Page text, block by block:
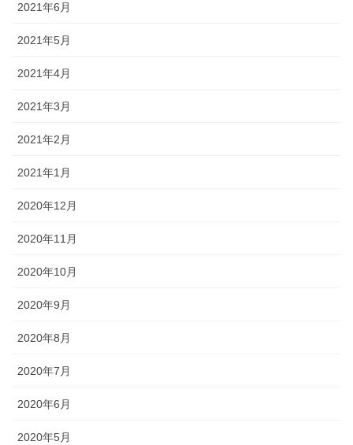
2021年6月
2021年5月
2021年4月
2021年3月
2021年2月
2021年1月
2020年12月
2020年11月
2020年10月
2020年9月
2020年8月
2020年7月
2020年6月
2020年5月